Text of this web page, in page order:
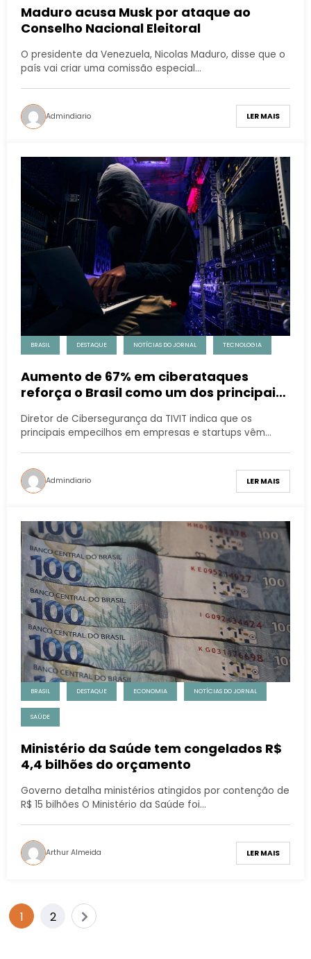
Maduro acusa Musk por ataque ao
Conselho Nacional Eleitoral
O presidente da Venezuela, Nicolas Maduro, disse que o
país vai criar uma comissão especial…
Admindiario LER MAIS
BRASIL DESTAQUE NOTÍCIAS DO JORNAL TECNOLOGIA
Aumento de 67% em ciberataques
reforça o Brasil como um dos principais
Diretor de Cibersegurança da TIVIT indica que os
principais empecilhos em empresas e startups vêm…
Admindiario LER MAIS
BRASIL DESTAQUE ECONOMIA NOTÍCIAS DO JORNAL
SAÚDE
Ministério da Saúde tem congelados R$
4,4 bilhões do orçamento
Governo detalha ministérios atingidos por contenção de
R$ 15 bilhões O Ministério da Saúde foi…
Arthur Almeida LER MAIS
1 2